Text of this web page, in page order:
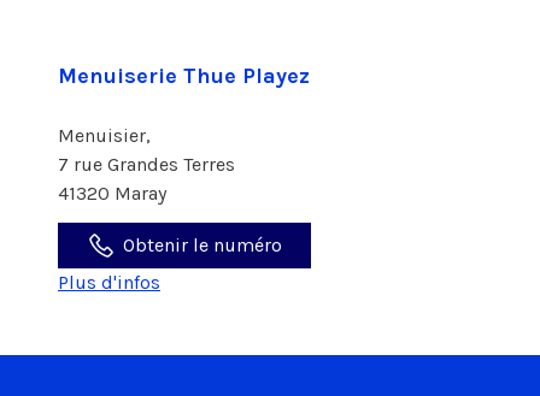
Menuiserie Thue Playez
Menuisier,
7 rue Grandes Terres
41320 Maray
Obtenir le numéro
Plus d'infos